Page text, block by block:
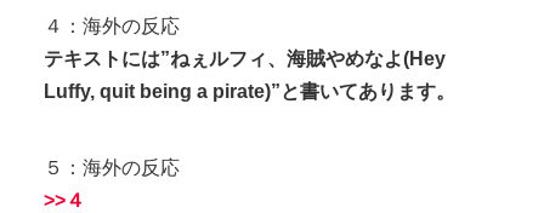
４：海外の反応
テキストには”ねぇルフィ、海賊やめなよ(Hey
Luffy, quit being a pirate)”と書いてあります。
５：海外の反応
>>４